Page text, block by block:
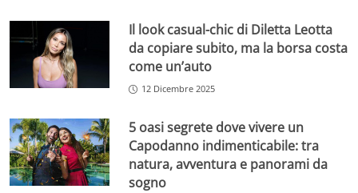
Il look casual-chic di Diletta Leotta
da copiare subito, ma la borsa costa
come un’auto
12 Dicembre 2025
5 oasi segrete dove vivere un
Capodanno indimenticabile: tra
natura, avventura e panorami da
sogno